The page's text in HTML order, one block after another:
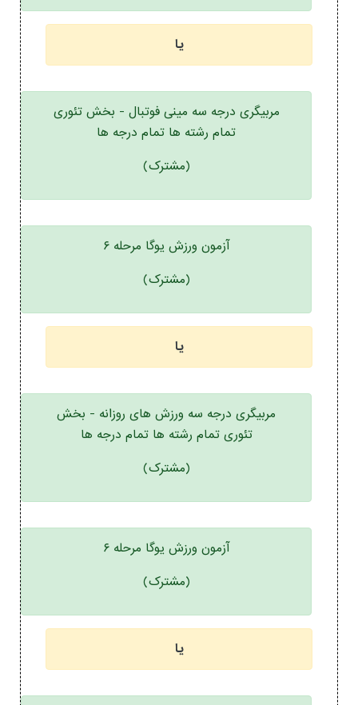
یا
مربیگری درجه سه مینی فوتبال - بخش تئوری
تمام رشته ها تمام درجه ها
(مشترک)
آزمون ورزش یوگا مرحله ۶
(مشترک)
یا
مربیگری درجه سه ورزش های روزانه - بخش
تئوری تمام رشته ها تمام درجه ها
(مشترک)
آزمون ورزش یوگا مرحله ۶
(مشترک)
یا